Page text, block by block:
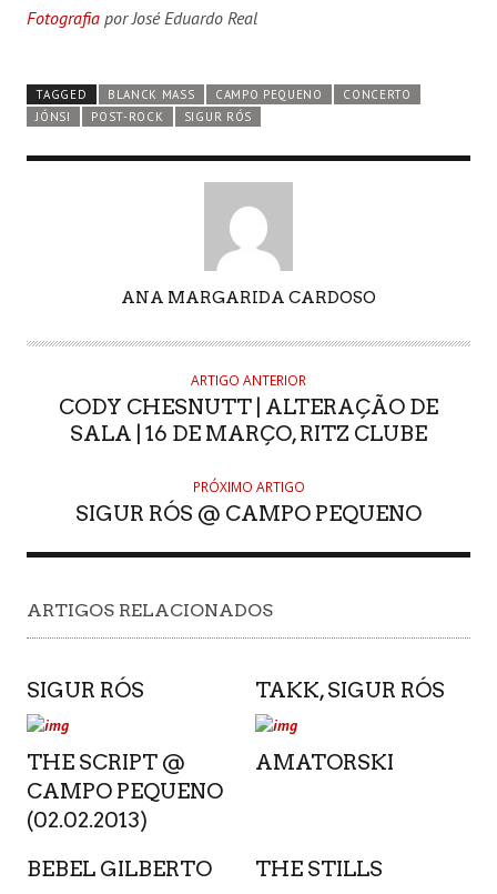
Fotografia por José Eduardo Real
TAGGED BLANCK MASS CAMPO PEQUENO
CONCERTO
JÓNSI
POST-ROCK SIGUR RÓS
AUTHORANA MARGARIDA CARDOSO
ARTIGO ANTERIOR
CODY CHESNUTT | ALTERAÇÃO DE
SALA | 16 DE MARÇO, RITZ CLUBE
PRÓXIMO ARTIGO
SIGUR RÓS @ CAMPO PEQUENO
ARTIGOS RELACIONADOS
SIGUR RÓS TAKK, SIGUR RÓS
THE SCRIPT @
CAMPO PEQUENO
(02.02.2013)
AMATORSKI
BEBEL GILBERTO
THE STILLS